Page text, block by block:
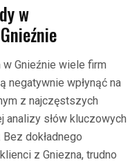
w
Gnieźnie wiele firm
negatywnie wpłynąć na
z najczęstszych
słów kluczowych
dokładnego
z Gniezna, trudno